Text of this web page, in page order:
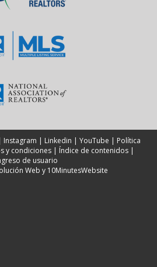
Instagram | Linkedin | YouTube | Política
y condiciones| Índice de contenidos|
de usuario
Web y 10MinutesWebsite